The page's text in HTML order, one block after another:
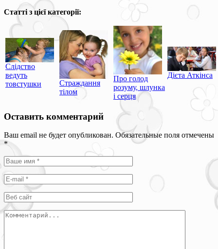
Статті з цієї категорії:
Слідство
ведуть
товстушки
Страждання
тілом
Про голод
розуму, шлунка
і серця
Дієта Аткінса
Оставить комментарий
Ваш email не будет опубликован. Обязательные поля отмечены
*